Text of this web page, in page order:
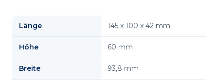
Länge 145 x 100 x 42 mm
Höhe 60 mm
Breite 93,8 mm